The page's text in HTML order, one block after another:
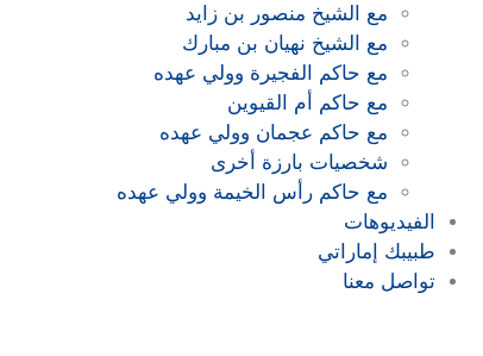
مع الشيخ منصور بن زايد
مع الشيخ نهيان بن مبارك
مع حاكم الفجيرة وولي عهده
مع حاكم أم القيوين
مع حاكم عجمان وولي عهده
شخصيات بارزة أخرى
مع حاكم رأس الخيمة وولي عهده
الفيديوهات
طبيبك إماراتي
تواصل معنا